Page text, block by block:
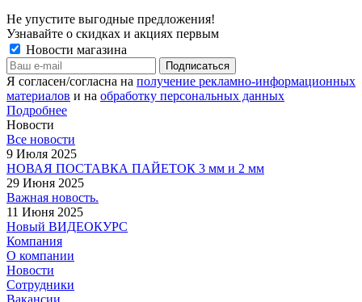
Не упустите выгодные предложения!
Узнавайте о скидках и акциях первым
Новости магазина
Я согласен/согласна на получение рекламно-информационных
материалов и на обработку персональных данных
Подробнее
Новости
Все новости
9 Июля 2025
НОВАЯ ПОСТАВКА ПАЙЕТОК 3 мм и 2 мм
29 Июня 2025
Важная новость.
11 Июня 2025
Новый ВИДЕОКУРС
Компания
О компании
Новости
Сотрудники